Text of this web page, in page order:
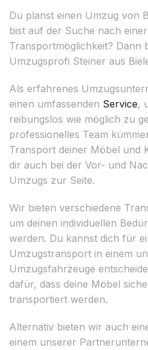
Du planst einen Umzug von
bist auf der Suche nach
Transportmöglichkeit? Dann
Umzugsprofi Steiner aus
Als erfahrenes
einen umfassenden Service,
reibungslos wie möglich zu
professionelles Team
Transport deiner Möbel und
dir auch bei der Vor- und
Umzugs zur Seite.
Wir bieten verschiedene
um deinen individuellen
werden. Du kannst dich für
Umzugstransport in einem
Umzugsfahrzeuge
dafür, dass deine Möbel
transportiert werden.
Alternativ bieten wir auch
einem unserer